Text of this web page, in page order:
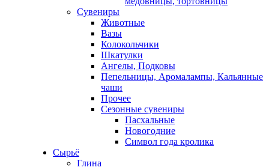
Сувениры
Животные
Вазы
Колокольчики
Шкатулки
Ангелы, Подковы
Пепельницы, Аромалампы, Кальянные
чаши
Прочее
Сезонные сувениры
Пасхальные
Новогодние
Символ года кролика
Сырьё
Глина